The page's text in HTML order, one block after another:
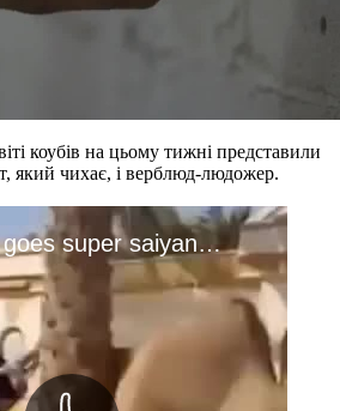
коубів на цьому тижні представили
який чихає, і верблюд-людожер.